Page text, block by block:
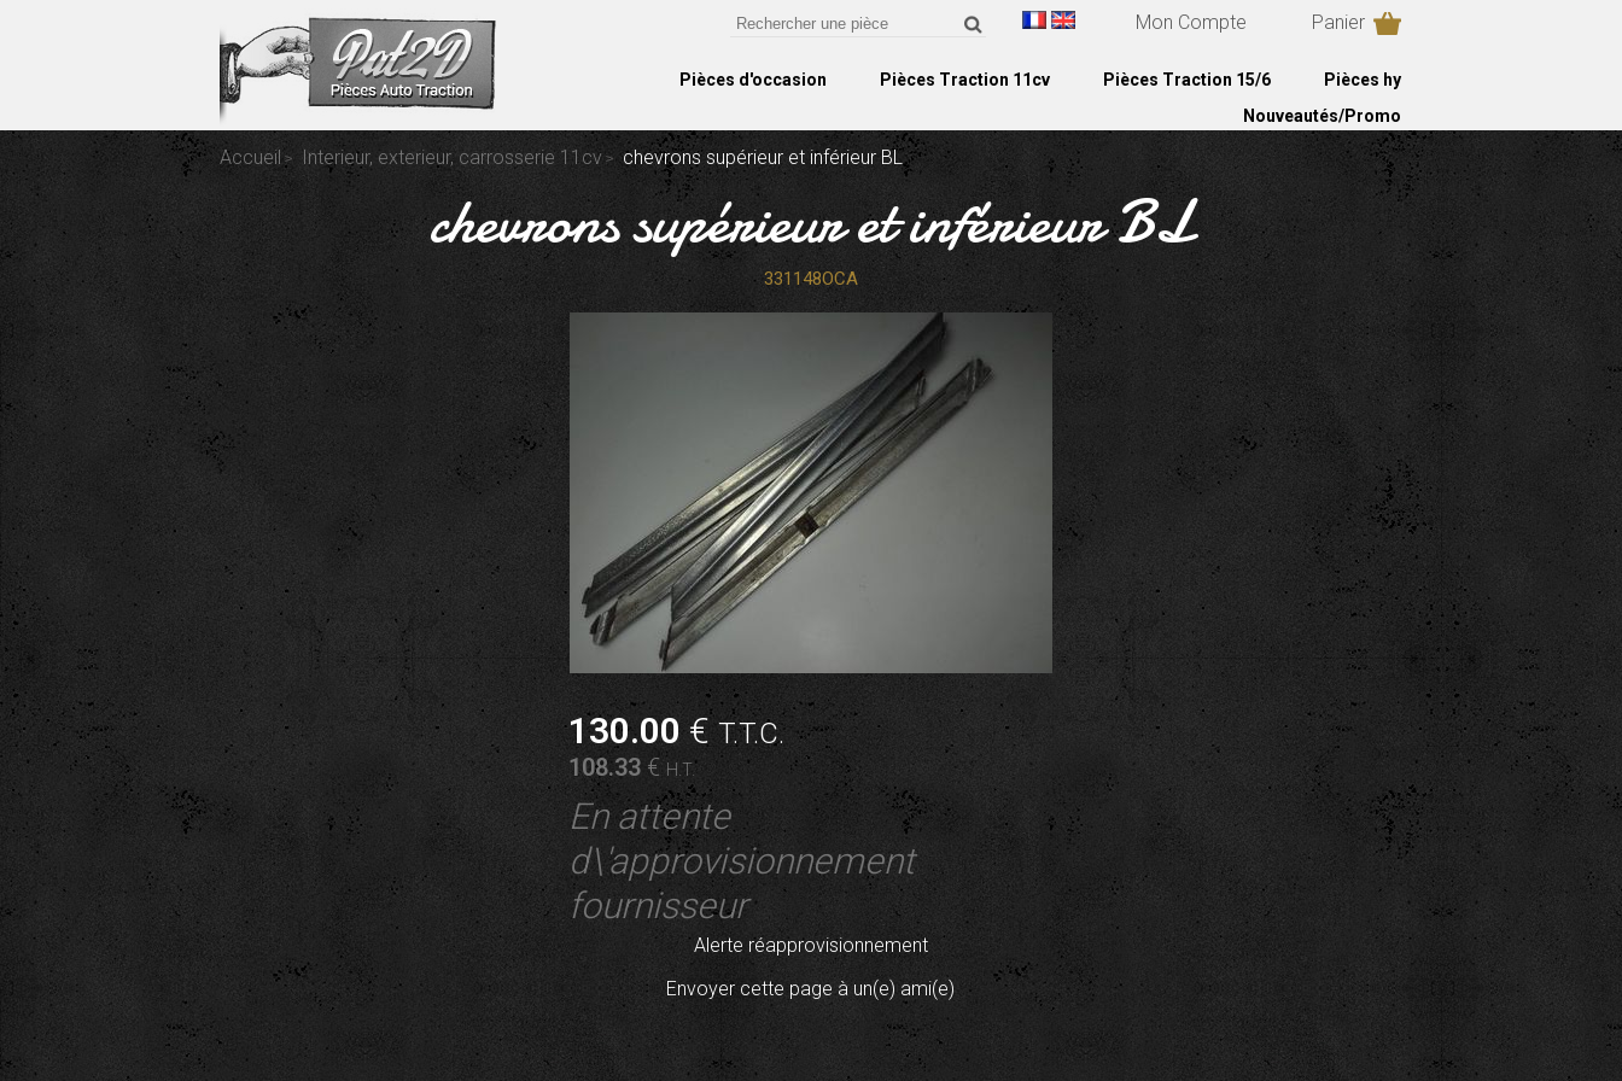
Mon Compte Panier
Pièces d'occasion Pièces Traction 11cv Pièces Traction 15/6
Pièces hy
Nouveautés/Promo
Accueil Interieur, exterieur, carrosserie 11cv chevrons supérieur et inférieur BL
chevrons supérieur et inférieur BL
331148OCA
130.00€T.T.C.
108.33 € H.T.
En attente
d\'approvisionnement
fournisseur
Alerte réapprovisionnement
Envoyer cette page à un(e) ami(e)